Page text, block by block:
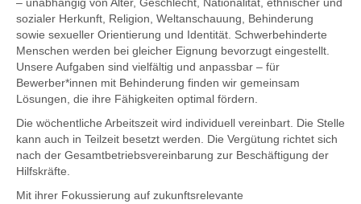
sozialer Herkunft, Religion, Weltanschauung, Behinderung
sowie sexueller Orientierung und Identität. Schwerbehinderte
Menschen werden bei gleicher Eignung bevorzugt eingestellt.
Unsere Aufgaben sind vielfältig und anpassbar – für
Bewerber*innen mit Behinderung finden wir gemeinsam
Lösungen, die ihre Fähigkeiten optimal fördern.
Die wöchentliche Arbeitszeit wird individuell vereinbart. Die Stelle
kann auch in Teilzeit besetzt werden. Die Vergütung richtet sich
nach der Gesamtbetriebsvereinbarung zur Beschäftigung der
Hilfskräfte.
Mit ihrer Fokussierung auf zukunftsrelevante